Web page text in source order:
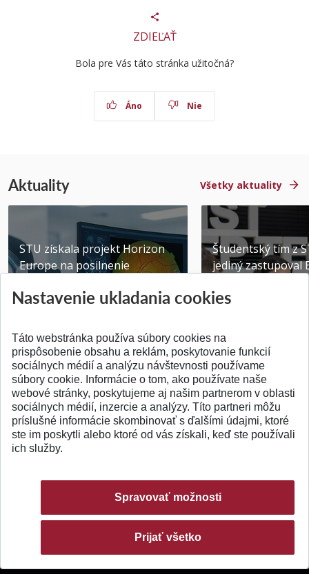
ZDIEĽAŤ
Bola pre Vás táto stránka užitočná?
Áno Nie
Aktuality Všetky aktuality
STU získala projekt Horizon
Europe na posilnenie
Publikované 31.07.2026
Študentský tím z
jediný zastupoval
Publikované
SPÄŤ NA VRCH
Nastavenie ukladania cookies
Táto webstránka používa súbory cookies na
prispôsobenie obsahu a reklám, poskytovanie funkcií
sociálnych médií a analýzu návštevnosti používame
súbory cookie. Informácie o tom, ako používate naše
webové stránky, poskytujeme aj našim partnerom v oblasti
sociálnych médií, inzercie a analýzy. Títo partneri môžu
príslušné informácie skombinovať s ďalšími údajmi, ktoré
ste im poskytli alebo ktoré od vás získali, keď ste používali
ich služby.
Spravovať možnosti
Prijať všetko